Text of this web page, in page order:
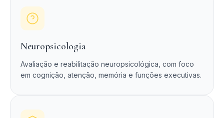
Neuropsicologia
Avaliação e reabilitação neuropsicológica, com foco
em cognição, atenção, memória e funções executivas.